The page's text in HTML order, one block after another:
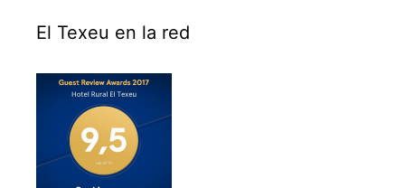
El Texeu en la red